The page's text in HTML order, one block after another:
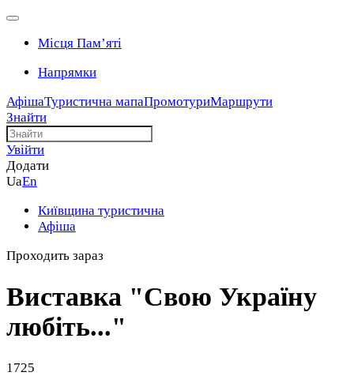
Місця Памʼяті
Напрямки
АфішаТуристична мапаПромотуриМаршрути
Знайти
Увійти
Додати
UaEn
Київщина туристична
Афіша
Проходить зараз
Виставка "Свою Україну
любіть..."
1725